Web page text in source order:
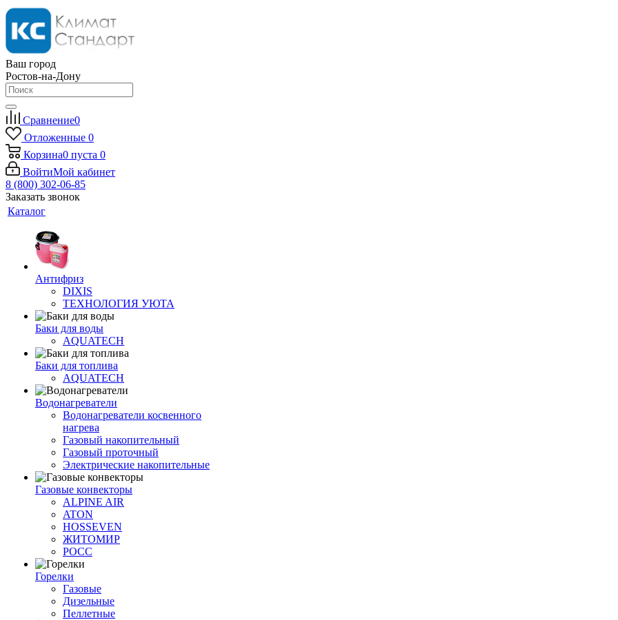
Ваш город
Ростов-на-Дону
Сравнение0
Отложенные 0
Корзина0 пуста 0
ВойтиМой кабинет
8 (800) 302-06-85
Заказать звонок
Каталог
Антифриз
DIXIS
ТЕХНОЛОГИЯ УЮТА
Баки для воды
AQUATECH
Баки для топлива
AQUATECH
Водонагреватели
Водонагреватели косвенного
нагрева
Газовый накопительный
Газовый проточный
Электрические накопительные
Газовые конвекторы
ALPINE AIR
ATON
HOSSEVEN
ЖИТОМИР
РОСС
Горелки
Газовые
Дизельные
Пеллетные